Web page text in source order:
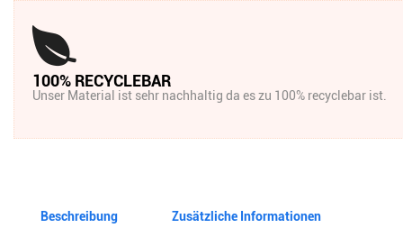
100% RECYCLEBAR
Unser Material ist sehr nachhaltig da es zu 100% recyclebar ist.
Beschreibung Zusätzliche Informationen